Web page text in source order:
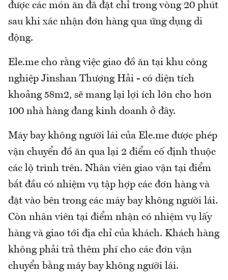
được các món ăn đã đặt chỉ trong vòng 20 phút
sau khi xác nhận đơn hàng qua ứng dụng di
động.
Ele.me cho rằng việc giao đồ ăn tại khu công
nghiệp Jinshan Thượng Hải - có diện tích
khoảng 58m2, sẽ mang lại lợi ích lớn cho hơn
100 nhà hàng đang kinh doanh ở đây.
Máy bay không người lái của Ele.me được phép
vận chuyển đồ ăn qua lại 2 điểm cố định thuộc
các lộ trình trên. Nhân viên giao vận tại điểm
bắt đầu có nhiệm vụ tập hợp các đơn hàng và
đặt vào bên trong các máy bay không người lái.
Còn nhân viên tại điểm nhận có nhiệm vụ lấy
hàng và giao tới địa chỉ của khách. Khách hàng
không phải trả thêm phí cho các đơn vận
chuyển bằng máy bay không người lái.